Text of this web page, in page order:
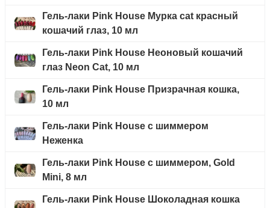
Гель-лаки Pink House Мурка cat красный
кошачий глаз, 10 мл
Гель-лаки Pink House Неоновый кошачий
глаз Neon Cat, 10 мл
Гель-лаки Pink House Призрачная кошка,
10 мл
Гель-лаки Pink House с шиммером
Неженка
Гель-лаки Pink House с шиммером, Gold
Mini, 8 мл
Гель-лаки Pink House Шоколадная кошка